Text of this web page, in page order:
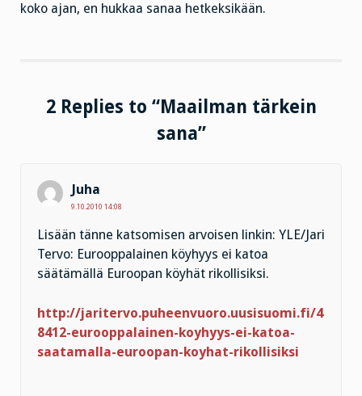
koko ajan, en hukkaa sanaa hetkeksikään.
2 Replies to “Maailman tärkein
sana”
Juha
9.10.2010 14:08
Lisään tänne katsomisen arvoisen linkin: YLE/Jari
Tervo: Eurooppalainen köyhyys ei katoa
säätämällä Euroopan köyhät rikollisiksi.
http://jaritervo.puheenvuoro.uusisuomi.fi/4
8412-eurooppalainen-koyhyys-ei-katoa-
saatamalla-euroopan-koyhat-rikollisiksi